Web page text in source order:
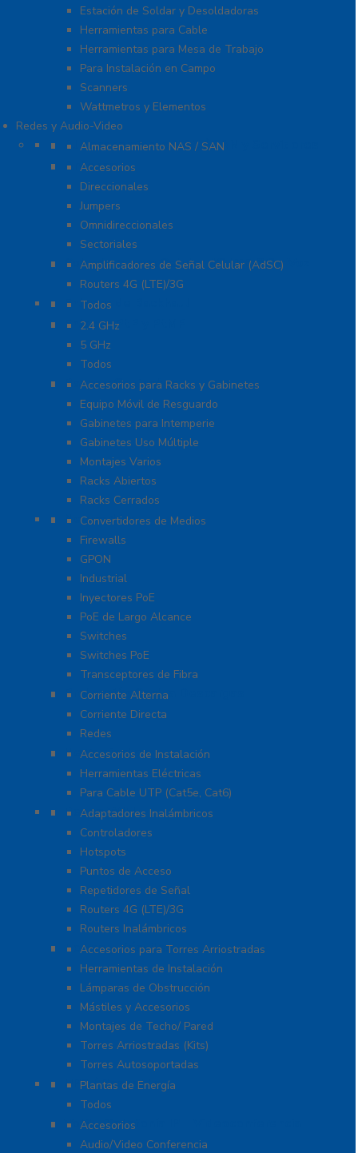
Estación de Soldar y Desoldadoras
Herramientas para Cable
Herramientas para Mesa de Trabajo
Para Instalación en Campo
Scanners
Wattmetros y Elementos
Redes y Audio-Video
Almacenamiento NAS / SAN y Servidores
Almacenamiento NAS / SAN
Antenas
Accesorios
Direccionales
Jumpers
Omnidireccionales
Sectoriales
Cobertura para Celular 4G LTE, 3G y Voz
Amplificadores de Señal Celular (AdSC)
Routers 4G (LTE)/3G
Enlaces de Backhaul
Todos
Enlaces PtP y PtMP
2.4 GHz
5 GHz
Todos
Racks y Gabinetes
Accesorios para Racks y Gabinetes
Equipo Móvil de Resguardo
Gabinetes para Intemperie
Gabinetes Uso Múltiple
Montajes Varios
Racks Abiertos
Racks Cerrados
Networking
Convertidores de Medios
Firewalls
GPON
Industrial
Inyectores PoE
PoE de Largo Alcance
Switches
Switches PoE
Transceptores de Fibra
Protección Contra Descargas
Corriente Alterna
Corriente Directa
Redes
Herramientas
Accesorios de Instalación
Herramientas Eléctricas
Para Cable UTP (Cat5e, Cat6)
Redes WIFI
Adaptadores Inalámbricos
Controladores
Hotspots
Puntos de Acceso
Repetidores de Señal
Routers 4G (LTE)/3G
Routers Inalámbricos
Torres y Mástiles
Accesorios para Torres Arriostradas
Herramientas de Instalación
Lámparas de Obstrucción
Mástiles y Accesorios
Montajes de Techo/ Pared
Torres Arriostradas (Kits)
Torres Autosoportadas
UPS / Respaldo
Plantas de Energía
Todos
VoIP – Telefonía IP – Videoconferencia
Accesorios
Audio/Video Conferencia